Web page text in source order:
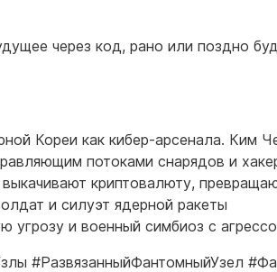
через код, рано или поздно
Кореи как кибер-арсенала. Ким
потоками снарядов и
криптовалюту,
и силуэт ядерной ракеты
угрозу и военный симбиоз с
#РазвязанныйФантомныйУзел